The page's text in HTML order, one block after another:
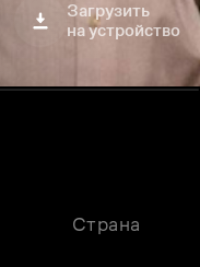
Загрузить
на устройство
Страна